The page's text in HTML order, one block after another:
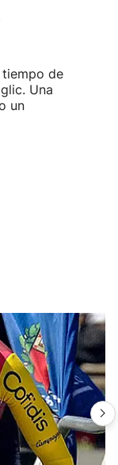
tiempo de
Una
un